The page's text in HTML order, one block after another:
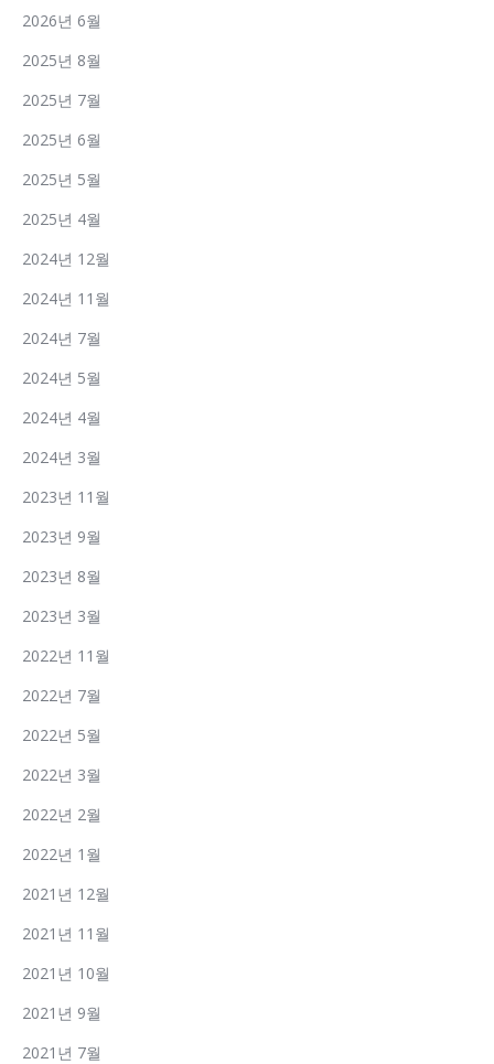
2026년 6월
2025년 8월
2025년 7월
2025년 6월
2025년 5월
2025년 4월
2024년 12월
2024년 11월
2024년 7월
2024년 5월
2024년 4월
2024년 3월
2023년 11월
2023년 9월
2023년 8월
2023년 3월
2022년 11월
2022년 7월
2022년 5월
2022년 3월
2022년 2월
2022년 1월
2021년 12월
2021년 11월
2021년 10월
2021년 9월
2021년 7월